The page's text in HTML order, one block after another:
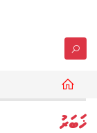
ޚަބަރު